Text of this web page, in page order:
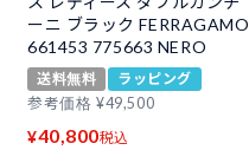
ーニ ブラック FERRAGAMO
661453 775663 NERO
送料無料
ラッピング
参考価格 ¥49,500
¥40,800税込